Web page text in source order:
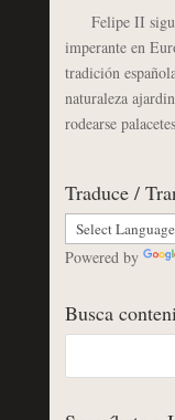
Felipe II
imperante en
tradición
naturaleza
rodearse
Traduce /
Powered by
Busca